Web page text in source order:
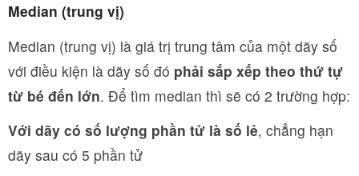
Median (trung vị)
Median (trung vị) là giá trị trung tâm của một dãy số
với điều kiện là dãy số đó phải sắp xếp theo thứ tự
từ bé đến lớn. Để tìm median thì sẽ có 2 trường hợp:
Với dãy có số lượng phần tử là số lẻ, chẳng hạn
dãy sau có 5 phần tử